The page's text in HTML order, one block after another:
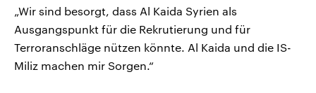
„Wir sind besorgt, dass Al Kaida Syrien als
Ausgangspunkt für die Rekrutierung und für
Terroranschläge nützen könnte. Al Kaida und die IS-
Miliz machen mir Sorgen.“